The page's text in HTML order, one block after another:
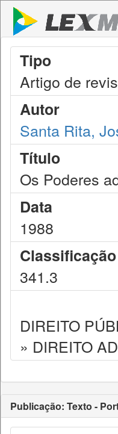
Tipo
Artigo de
Autor
Santa Rita,
Título
Os Poderes
Data
1988
341.3
DIREITO
» DIREITO
Publicação: Texto -